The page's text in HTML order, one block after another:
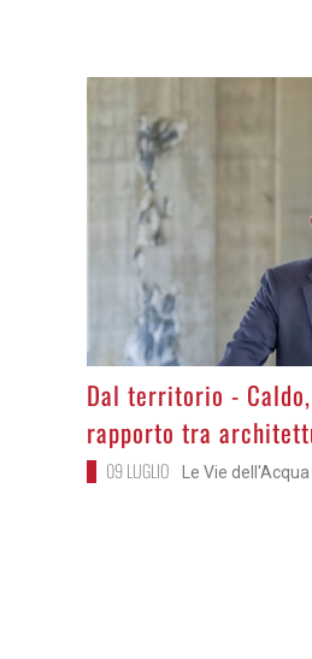
>
Dal territorio -
rapporto tra
09 LUGLIO Le Vie